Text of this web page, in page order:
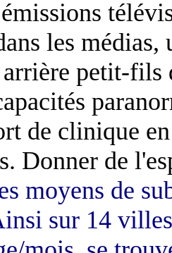
les médias,
arrière petit-
de clinique
Donner de
moyens de
sur 14